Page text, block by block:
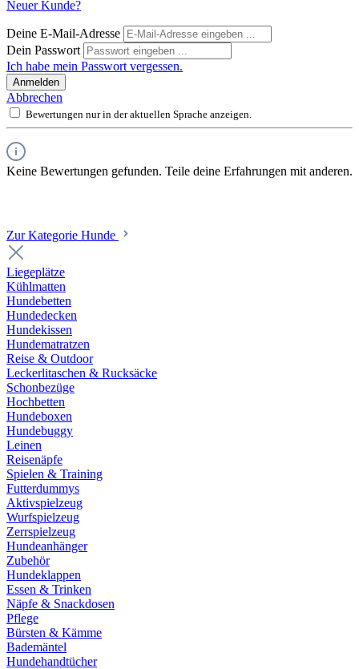
Neuer Kunde?
Deine E-Mail-Adresse
Dein Passwort
Ich habe mein Passwort vergessen.
Anmelden
Abbrechen
Bewertungen nur in der aktuellen Sprache anzeigen.
Keine Bewertungen gefunden. Teile deine Erfahrungen mit anderen.
Zur Kategorie Hunde
Liegeplätze
Kühlmatten
Hundebetten
Hundedecken
Hundekissen
Hundematratzen
Reise & Outdoor
Leckerlitaschen & Rucksäcke
Schonbezüge
Hochbetten
Hundeboxen
Hundebuggy
Leinen
Reisenäpfe
Spielen & Training
Futterdummys
Aktivspielzeug
Wurfspielzeug
Zerrspielzeug
Hundeanhänger
Zubehör
Hundeklappen
Essen & Trinken
Näpfe & Snackdosen
Pflege
Bürsten & Kämme
Bademäntel
Hundehandtücher